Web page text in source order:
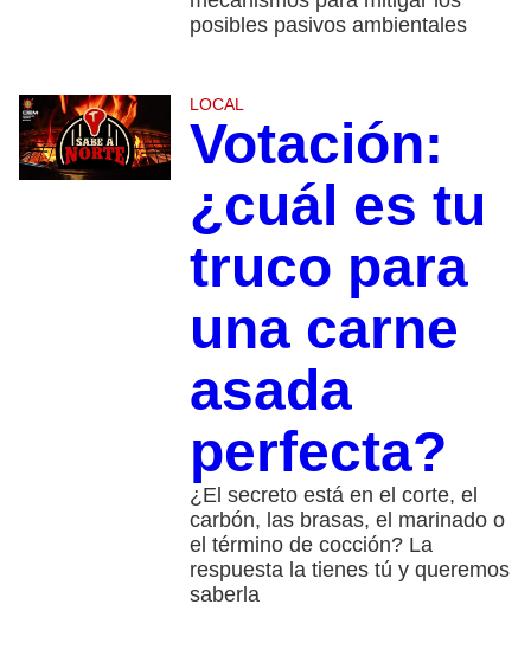
posibles pasivos ambientales
LOCAL
Votación:
¿cuál es tu
truco para
una carne
asada
perfecta?
¿El secreto está en el corte, el
carbón, las brasas, el marinado o
el término de cocción? La
respuesta la tienes tú y queremos
saberla